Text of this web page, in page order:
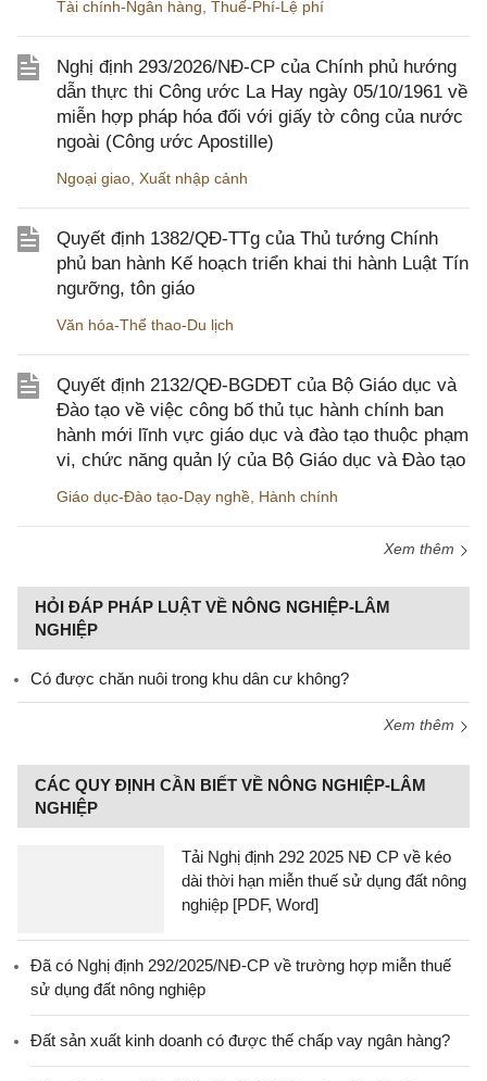
Tài chính-Ngân hàng, Thuế-Phí-Lệ phí
Nghị định 293/2026/NĐ-CP của Chính phủ hướng
dẫn thực thi Công ước La Hay ngày 05/10/1961 về
miễn hợp pháp hóa đối với giấy tờ công của nước
ngoài (Công ước Apostille)
Ngoại giao, Xuất nhập cảnh
Quyết định 1382/QĐ-TTg của Thủ tướng Chính
phủ ban hành Kế hoạch triển khai thi hành Luật Tín
ngưỡng, tôn giáo
Văn hóa-Thể thao-Du lịch
Quyết định 2132/QĐ-BGDĐT của Bộ Giáo dục và
Đào tạo về việc công bố thủ tục hành chính ban
hành mới lĩnh vực giáo dục và đào tạo thuộc phạm
vi, chức năng quản lý của Bộ Giáo dục và Đào tạo
Giáo dục-Đào tạo-Dạy nghề, Hành chính
Xem thêm
HỎI ĐÁP PHÁP LUẬT VỀ NÔNG NGHIỆP-LÂM
NGHIỆP
Có được chăn nuôi trong khu dân cư không?
Xem thêm
CÁC QUY ĐỊNH CẦN BIẾT VỀ NÔNG NGHIỆP-LÂM
NGHIỆP
Tải Nghị định 292 2025 NĐ CP về kéo
dài thời hạn miễn thuế sử dụng đất nông
nghiệp [PDF, Word]
Đã có Nghị định 292/2025/NĐ-CP về trường hợp miễn thuế
sử dụng đất nông nghiệp
Đất sản xuất kinh doanh có được thế chấp vay ngân hàng?